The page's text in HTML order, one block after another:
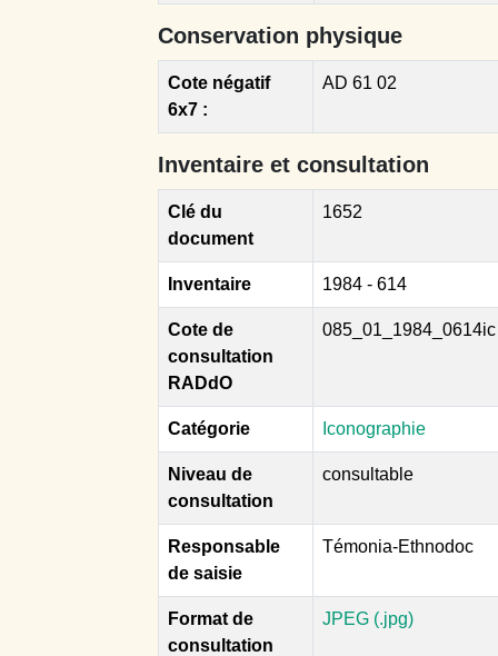
Conservation physique
Cote négatif
6x7 :
AD 61 02
Inventaire et consultation
Clé du
document
1652
Inventaire 1984 - 614
Cote de
consultation
RADdO
085_01_1984_0614ic
Catégorie Iconographie
Niveau de
consultation
consultable
Responsable
de saisie
Témonia-Ethnodoc
Format de
consultation
JPEG (.jpg)